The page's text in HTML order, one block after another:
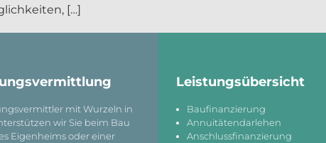
[…]
mit Wurzeln in
wir Sie beim Bau
Eigenheims oder einer
Leistungs­übersicht
Baufinanzierung
Annuitätendarlehen
Anschlussfinanzierung